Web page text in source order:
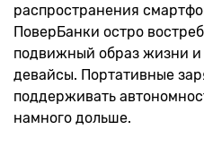
распространения
ПоверБанки остро
подвижный образ жизни и
девайсы. Портативные
поддерживать
намного дольше.